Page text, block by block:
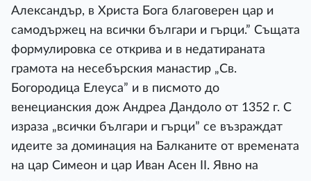
Александър, в Христа Бога благоверен цар и
самодържец на всички българи и гърци.” Същата
формулировка се открива и в недатираната
грамота на несебърския манастир „Св.
Богородица Елеуса” и в писмото до
венецианския дож Андреа Дандоло от 1352 г. С
израза „всички българи и гърци” се възраждат
идеите за доминация на Балканите от времената
на цар Симеон и цар Иван Асен ІІ. Явно на